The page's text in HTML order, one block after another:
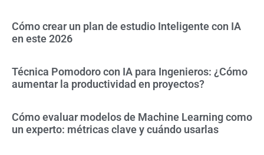
Cómo crear un plan de estudio Inteligente con IA
en este 2026
Técnica Pomodoro con IA para Ingenieros: ¿Cómo
aumentar la productividad en proyectos?
Cómo evaluar modelos de Machine Learning como
un experto: métricas clave y cuándo usarlas